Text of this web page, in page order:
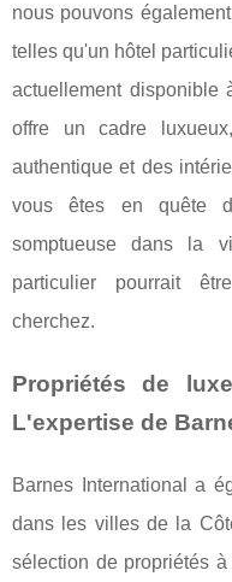
nous pouvons
telles qu'un hôtel
actuellement disponible
offre un cadre
authentique et des
vous êtes en quête
somptueuse dans la
particulier pourrait
cherchez.
Propriétés de
L'expertise de
Barnes International a
dans les villes de la
sélection de propriétés